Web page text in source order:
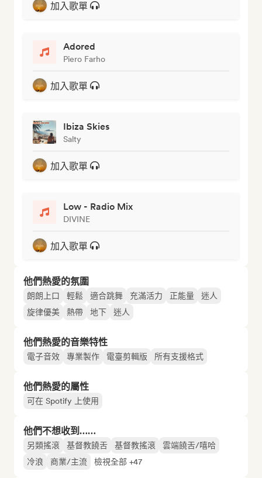
加入歌單
Adored
Piero Farho
加入歌單
Ibiza Skies
Salty
加入歌單
Low - Radio Mix
DIVINE
加入歌單
他們熱愛的氛圍
朗朗上口 輕鬆 適合跳舞 充滿活力 正能量
迷人
旋律優美
熱帶 地下 迷人
他們熱愛的音樂特性
電子音效 專業製作 電臺剪輯版 所有支援格式
他們熱愛的屬性
可在 Spotify 上使用
他們不想收到……
另類搖滾 基督教饒舌 基督教搖滾
雲端饒舌/嘻哈
冷浪
商業/主流 檢視全部 +47